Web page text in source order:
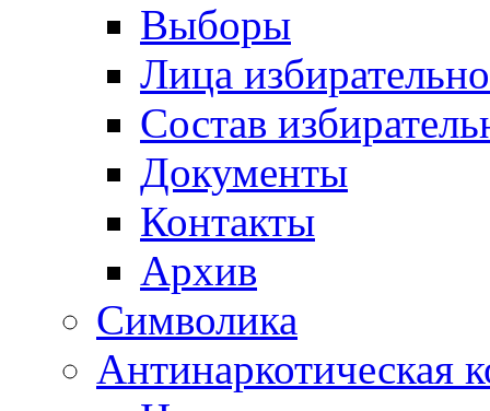
Выборы
Лица
Состав
Документы
Контакты
Архив
Символика
Антинаркотическая